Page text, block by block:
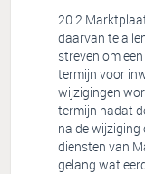
daarvan te
streven om
termijn voor
wijzigingen
termijn nadat
na de
diensten van
gelang wat